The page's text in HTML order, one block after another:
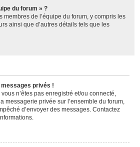
du forum » ?
membres de l’équipe du forum, y compris les
ainsi que d’autres détails tels que les
privés !
vous n’êtes pas enregistré et/ou connecté,
messagerie privée sur l’ensemble du forum,
d’envoyer des messages. Contactez